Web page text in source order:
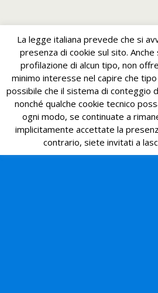
La legge italiana prevede che si
presenza di cookie sul sito.
profilazione di alcun tipo, non
minimo interesse nel capire che
possibile che il sistema di conteggio
nonché qualche cookie tecnico
ogni modo, se continuate a
implicitamente accettate la
contrario, siete invitati a